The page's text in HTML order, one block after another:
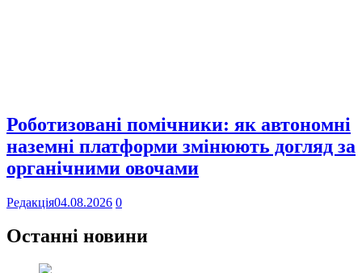
Роботизовані помічники: як автономні
наземні платформи змінюють догляд за
органічними овочами
Редакція04.08.2026 0
Останні новини